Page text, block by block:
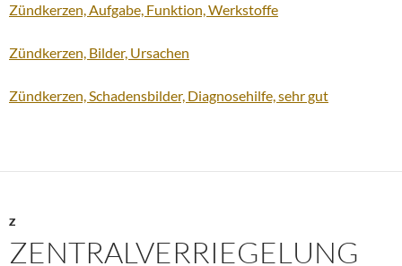
Zündkerzen, Aufgabe, Funktion, Werkstoffe
Zündkerzen, Bilder, Ursachen
Zündkerzen, Schadensbilder, Diagnosehilfe, sehr gut
Z
ZENTRALVERRIEGELUNG